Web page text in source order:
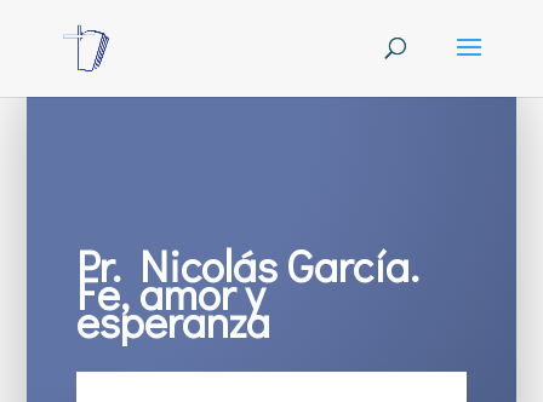
Pr. Nicolás García.
Fe, amor y
esperanza